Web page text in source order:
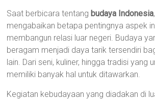
Saat berbicara tentang budaya Indonesia
mengabaikan betapa pentingnya aspek
membangun relasi luar negeri. Budaya
beragam menjadi daya tarik tersendiri
lain. Dari seni, kuliner, hingga tradisi yang
memiliki banyak hal untuk ditawarkan.
Kegiatan kebudayaan yang diadakan di